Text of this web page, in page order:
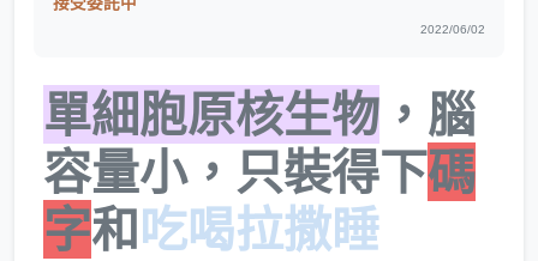
2022/06/02
單細胞原核生物 ，腦
容量小，只裝得下碼
字和吃喝拉撒睡